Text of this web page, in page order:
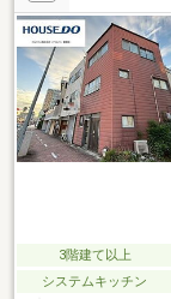
3階建て以上
システムキッチン